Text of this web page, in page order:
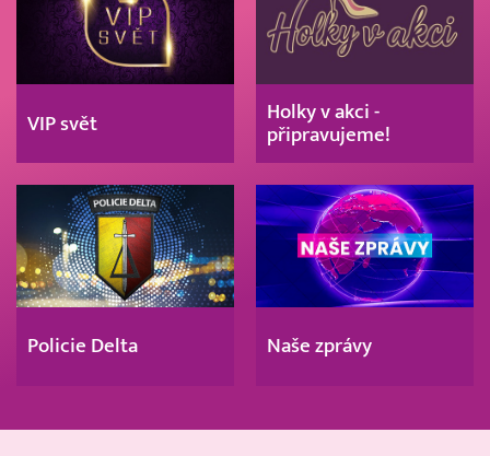
VIP svět
Holky v akci -
připravujeme!
Policie Delta Naše zprávy